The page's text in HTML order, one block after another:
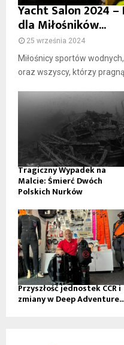
Yacht Salon 2024
dla Miłośników...
25 września 2024
Miłośnicy sportów
oraz wszyscy, którzy
Tragiczny Wypadek na
Malcie: Śmierć Dwóch
Polskich Nurków
Przyszłość jednostek CCR i
zmiany w Deep Adventure...